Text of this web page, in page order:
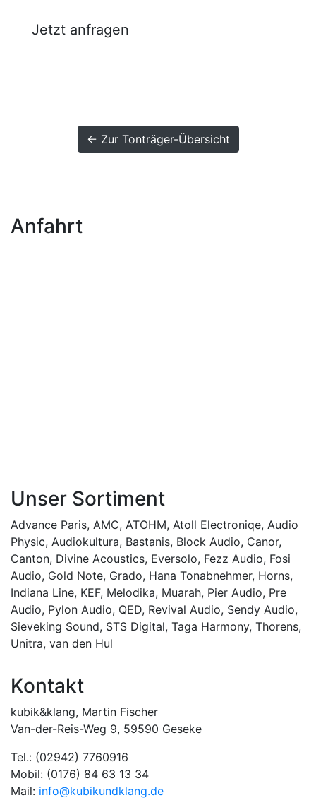
Jetzt anfragen
← Zur Tonträger-Übersicht
Anfahrt
Unser Sortiment
Advance Paris, AMC, ATOHM, Atoll Electroniqe, Audio
Physic, Audiokultura, Bastanis, Block Audio, Canor,
Canton, Divine Acoustics, Eversolo, Fezz Audio, Fosi
Audio, Gold Note, Grado, Hana Tonabnehmer, Horns,
Indiana Line, KEF, Melodika, Muarah, Pier Audio, Pre
Audio, Pylon Audio, QED, Revival Audio, Sendy Audio,
Sieveking Sound, STS Digital, Taga Harmony, Thorens,
Unitra, van den Hul
Kontakt
kubik&klang, Martin Fischer
Van-der-Reis-Weg 9, 59590 Geseke
Tel.: (02942) 7760916
Mobil: (0176) 84 63 13 34
Mail: info@kubikundklang.de